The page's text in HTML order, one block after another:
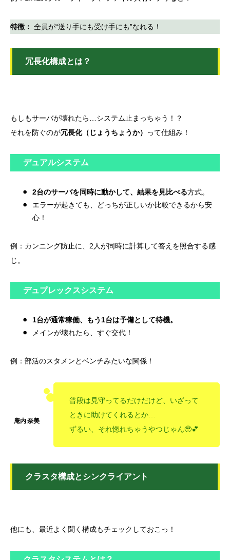
特徴： 全員が“送り手にも受け手にも”なれる！
冗長化構成とは？
もしもサーバが壊れたら…システム止まっちゃう！？
それを防ぐのが冗長化（じょうちょうか） って仕組み！
デュアルシステム
2台のサーバを同時に動かして、結果を見比べる方式。
エラーが起きても、どっちが正しいか比較できるから安
心！
例：カンニング防止に、2人が同時に計算して答えを照合する感
じ。
デュプレックスシステム
1台が通常稼働、もう1台は予備として待機。
メインが壊れたら、すぐ交代！
例：部活のスタメンとベンチみたいな関係！
普段は見守ってるだけだけど、いざって
ときに助けてくれるとか…
ずるい、それ惚れちゃうやつじゃん🥹💕
クラスタ構成とシンクライアント
他にも、最近よく聞く構成もチェックしておこっ！